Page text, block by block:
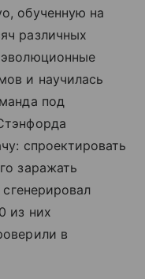
обученную на
различных
и научилась
под
спроектировать
заражать
из них
в